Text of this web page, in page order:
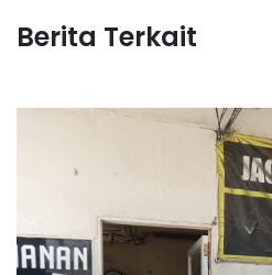
Berita Terkait